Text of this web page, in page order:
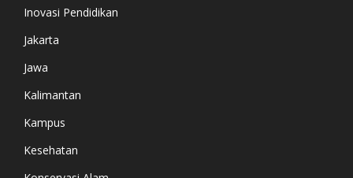
Inovasi Pendidikan
Jakarta
Jawa
Kalimantan
Kampus
Kesehatan